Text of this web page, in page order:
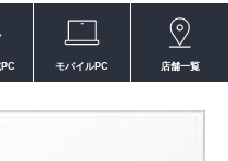
モバイルPC 店舗一覧